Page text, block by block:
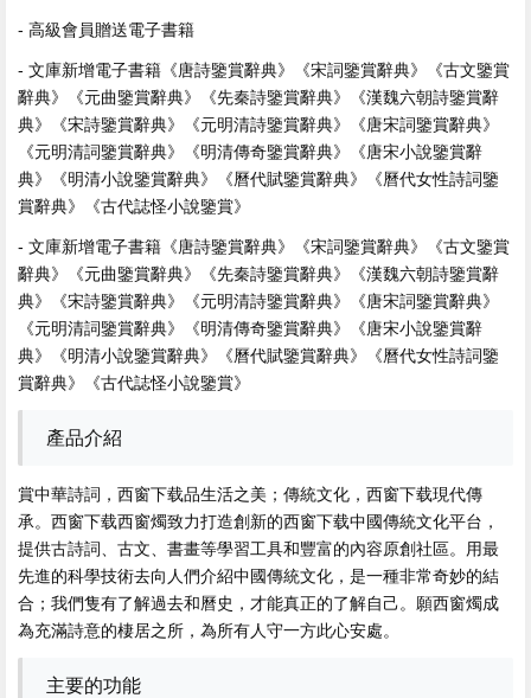
- 高級會員贈送電子書籍
- 文庫新增電子書籍《唐詩鑒賞辭典》《宋詞鑒賞辭典》《古文鑒賞
辭典》《元曲鑒賞辭典》《先秦詩鑒賞辭典》《漢魏六朝詩鑒賞辭
典》《宋詩鑒賞辭典》《元明清詩鑒賞辭典》《唐宋詞鑒賞辭典》
《元明清詞鑒賞辭典》《明清傳奇鑒賞辭典》《唐宋小說鑒賞辭
典》《明清小說鑒賞辭典》《曆代賦鑒賞辭典》《曆代女性詩詞鑒
賞辭典》《古代誌怪小說鑒賞》
- 文庫新增電子書籍《唐詩鑒賞辭典》《宋詞鑒賞辭典》《古文鑒賞
辭典》《元曲鑒賞辭典》《先秦詩鑒賞辭典》《漢魏六朝詩鑒賞辭
典》《宋詩鑒賞辭典》《元明清詩鑒賞辭典》《唐宋詞鑒賞辭典》
《元明清詞鑒賞辭典》《明清傳奇鑒賞辭典》《唐宋小說鑒賞辭
典》《明清小說鑒賞辭典》《曆代賦鑒賞辭典》《曆代女性詩詞鑒
賞辭典》《古代誌怪小說鑒賞》
產品介紹
賞中華詩詞，西窗下载品生活之美；傳統文化，西窗下载現代傳
承。西窗下载西窗燭致力打造創新的西窗下载中國傳統文化平台，
提供古詩詞、古文、書畫等學習工具和豐富的內容原創社區。用最
先進的科學技術去向人們介紹中國傳統文化，是一種非常奇妙的結
合；我們隻有了解過去和曆史，才能真正的了解自己。願西窗燭成
為充滿詩意的棲居之所，為所有人守一方此心安處。
主要的功能